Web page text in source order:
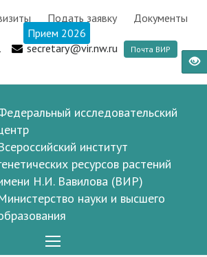
Подать заявку
Документы
Прием 2026
secretary@vir.nw.ru
Почта ВИР
исследовательский
институт
ресурсов растений
Н.И. Вавилова (ВИР)
науки и высшего